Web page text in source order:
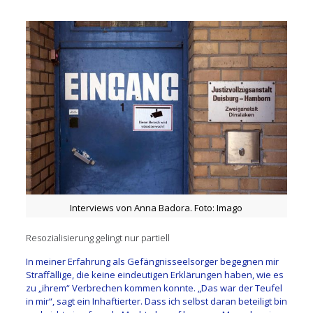
Interviews von Anna Badora. Foto: Imago
Resozialisierung gelingt nur partiell
In meiner Erfahrung als Gefängnisseelsorger begegnen mir
Straffällige, die keine eindeutigen Erklärungen haben, wie es
zu „ihrem“ Verbrechen kommen konnte. „Das war der Teufel
in mir“, sagt ein Inhaftierter. Dass ich selbst daran beteiligt bin